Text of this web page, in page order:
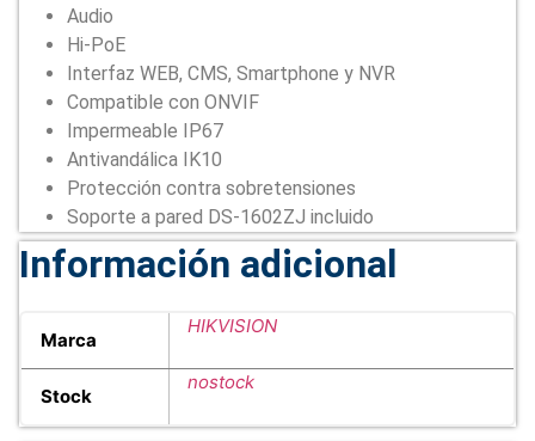
Audio
Hi-PoE
Interfaz WEB, CMS, Smartphone y NVR
Compatible con ONVIF
Impermeable IP67
Antivandálica IK10
Protección contra sobretensiones
Soporte a pared DS-1602ZJ incluido
Información adicional
Marca
HIKVISION
Stock
nostock